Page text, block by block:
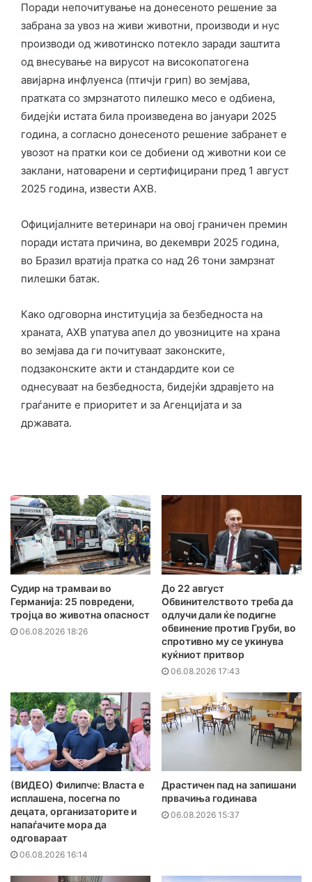
Поради непочитување на донесеното решение за
забрана за увоз на живи животни, производи и нус
производи од животинско потекло заради заштита
од внесување на вирусот на високопатогена
авијарна инфлуенса (птичји грип) во земјава,
пратката со змрзнатото пилешко месо е одбиена,
бидејќи истата била произведена во јануари 2025
година, а согласно донесеното решение забранет е
увозот на пратки кои се добиени од животни кои се
заклани, натоварени и сертифицирани пред 1 август
2025 година, извести АХВ.
Официјалните ветеринари на овој граничен премин
поради истата причина, во декември 2025 година,
во Бразил вратија пратка со над 26 тони замрзнат
пилешки батак.
Како одговорна институција за безбедноста на
храната, АХВ упатува апел до увозниците на храна
во земјава да ги почитуваат законските,
подзаконските акти и стандардите кои се
однесуваат на безбедноста, бидејќи здравјето на
граѓаните е приоритет и за Агенцијата и за
државата.
Судир на трамваи во
Германија: 25 повредени,
тројца во животна опасност
06.08.2026 18:26
До 22 август
Обвинителството треба да
одлучи дали ќе подигне
обвинение против Груби, во
спротивно му се укинува
куќниот притвор
06.08.2026 17:43
(ВИДЕО) Филипче: Власта е
исплашена, посегна по
децата, организаторите и
напаѓачите мора да
одговараат
06.08.2026 16:14
Драстичен пад на запишани
првачиња годинава
06.08.2026 15:37